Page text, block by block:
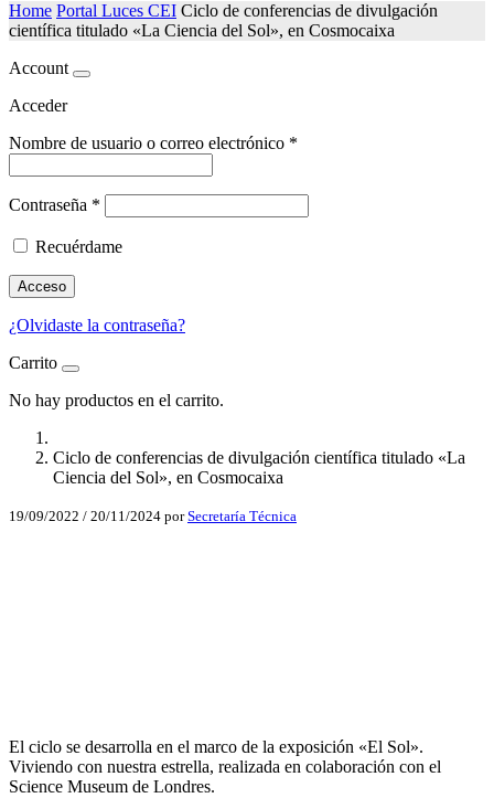
Home Portal Luces CEI Ciclo de conferencias de divulgación
científica titulado «La Ciencia del Sol», en Cosmocaixa
Account
Acceder
Nombre de usuario o correo electrónico *
Contraseña *
Recuérdame
Acceso
¿Olvidaste la contraseña?
Carrito
No hay productos en el carrito.
Ciclo de conferencias de divulgación científica titulado «La
Ciencia del Sol», en Cosmocaixa
19/09/2022 / 20/11/2024 porSecretaría Técnica
WhatsApp
El ciclo se desarrolla en el marco de la exposición «El Sol».
Viviendo con nuestra estrella, realizada en colaboración con el
Science Museum de Londres.